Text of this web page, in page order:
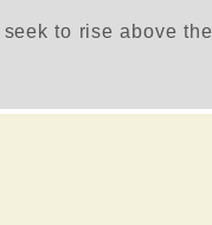
to rise above the